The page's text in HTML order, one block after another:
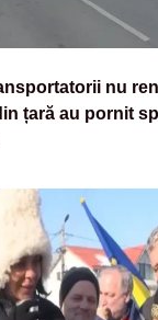
nu
țară au pornit